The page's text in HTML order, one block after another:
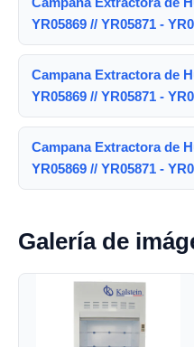
YR05869 // YR05871 -
Campana Extractora de
YR05869 // YR05871 -
Campana Extractora de
YR05869 // YR05871 -
Galería de